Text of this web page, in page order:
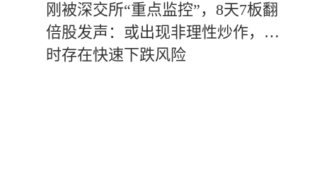
刚被深交所“重点监控”，8天7板翻
倍股发声：或出现非理性炒作，随
时存在快速下跌风险